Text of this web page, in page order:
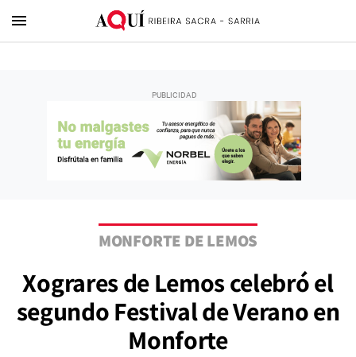
menu
MONFORTE DE LEMOS
Xograres de Lemos celebró el
segundo Festival de Verano en
Monforte